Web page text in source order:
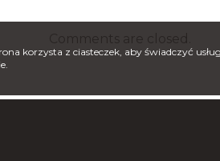
korzysta z ciasteczek, aby świadczyć